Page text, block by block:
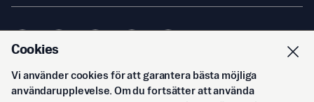
© Svenska Epoch Times AB2026
Cookies
Vi använder cookies för att garantera bästa möjliga
användarupplevelse. Om du fortsätter att använda